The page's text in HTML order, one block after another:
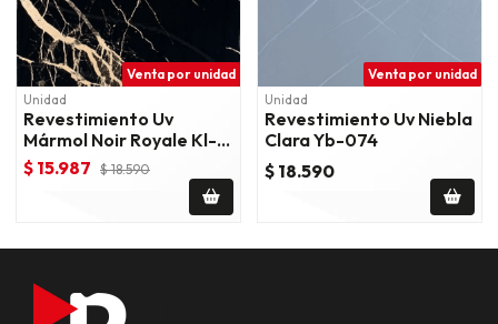
Venta por unidad
Unidad
Revestimiento Uv
Mármol Noir Royale Kl-
40
$ 15.987 $ 18.590
Venta por unidad
Unidad
Revestimiento Uv Niebla
Clara Yb-074
$ 18.590